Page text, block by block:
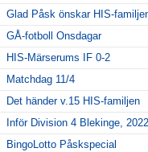
Glad Påsk önskar HIS-
GÅ-fotboll Onsdagar
HIS-Märserums IF 0-2
Matchdag 11/4
Det händer v.15 HIS-familjen
Inför Division 4 Blekinge,
BingoLotto Påskspecial